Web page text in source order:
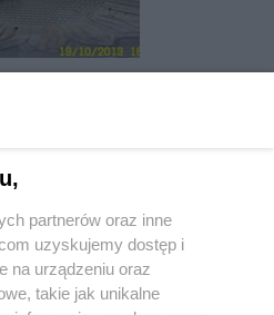
partnerów oraz inne
uzyskujemy dostęp i
na urządzeniu oraz
takie jak unikalne